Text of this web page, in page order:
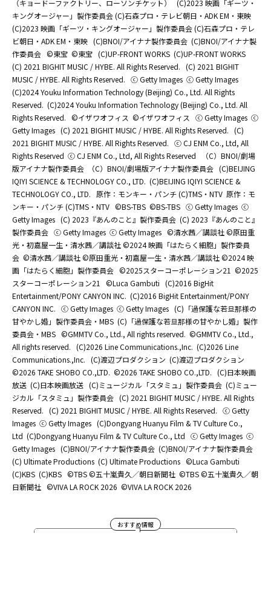
（キョードーファクトリー、ローソンチケット）
(C)2023 映画「ギーツ・
キングオージャー」製作委員会 (C)石森プロ・テレビ朝日・ADK EM・東映
(C)2023 映画「ギーツ・キングオージャー」製作委員会 (C)石森プロ・テレ
ビ朝日・ADK EM・東映 (C)BNOI/アイナナ製作委員会 (C)BNOI/アイナナ製
作委員会 ©東宝 ©東宝 (C)UP-FRONT WORKS (C)UP-FRONT WORKS
(C) 2021 BIGHIT MUSIC / HYBE. All Rights Reserved. (C) 2021 BIGHIT
MUSIC / HYBE. All Rights Reserved. ⓒ Getty Images ⓒ Getty Images
(C)2024 Youku Information Technology (Beijing) Co., Ltd. All Rights
Reserved. (C)2024 Youku Information Technology (Beijing) Co., Ltd. All
Rights Reserved. ©イザワオフィス ©イザワオフィス ⓒ Getty Images ⓒ
Getty Images (C) 2021 BIGHIT MUSIC / HYBE. All Rights Reserved. (C)
2021 BIGHIT MUSIC / HYBE. All Rights Reserved. ⓒ CJ ENM Co., Ltd, All
Rights Reserved ⓒ CJ ENM Co., Ltd, All Rights Reserved
（C）BNOI/劇場
版アイナナ製作委員会
（C）BNOI/劇場版アイナナ製作委員会 (C)BEIJING
IQIYI SCIENCE & TECHNOLOGY CO., LTD. (C)BEIJING IQIYI SCIENCE &
TECHNOLOGY CO., LTD.
原作：モンキー・パンチ (C)TMS・NTV 原作：モ
ンキー・パンチ (C)TMS・NTV ©BS-TBS ©BS-TBS ⓒ Getty Images ⓒ
Getty Images (C) 2023『あんのこと』製作委員会 (C) 2023『あんのこと』
製作委員会 ⓒ Getty Images ⓒ Getty Images ©清水茜／講談社 ©原田重
光・初嘉屋一生・清水茜／講談社 ©2024 映画「はたらく細胞」製作委員
会 ©清水茜／講談社 ©原田重光・初嘉屋一生・清水茜／講談社 ©2024 映
画「はたらく細胞」製作委員会 ©2025スターコーポレーション21 ©2025
スターコーポレーション21
©Luca Gambuti (C)2016 BigHit
Entertainment/PONY CANYON INC. (C)2016 BigHit Entertainment/PONY
CANYON INC. ⓒ Getty Images ⓒ Getty Images (C)「過保護な若旦那様の
甘やかし婚」製作委員会・MBS (C)「過保護な若旦那様の甘やかし婚」製作
委員会・MBS ©GMMTV Co., Ltd., All rights reserved. ©GMMTV Co., Ltd.,
All rights reserved. (C)2026 Line Communications.,Inc. (C)2026 Line
Communications.,Inc. (C)渡辺プロダクション (C)渡辺プロダクション
©2026 TAKE SHOBO CO.,LTD. ©2026 TAKE SHOBO CO.,LTD. (C)日本映画
放送 (C)日本映画放送 (C)ミュージカル「スタミュ」製作委員会 (C)ミュー
ジカル「スタミュ」製作委員会 (C) 2021 BIGHIT MUSIC / HYBE. All Rights
Reserved. (C) 2021 BIGHIT MUSIC / HYBE. All Rights Reserved. ⓒ Getty
Images ⓒ Getty Images (C)Dongyang Huanyu Film & TV Culture Co.,
Ltd (C)Dongyang Huanyu Film & TV Culture Co., Ltd ⓒ Getty Images ⓒ
Getty Images (C)BNOI/アイナナ製作委員会 (C)BNOI/アイナナ製作委員会
(C) Ultimate Productions (C) Ultimate Productions ©Luca Gambuti
(C)KBS (C)KBS ©TBS ©五十嵐貴久／朝日新聞社 ©TBS ©五十嵐貴久／朝
日新聞社 ©️VIVA LA ROCK 2026 ©️VIVA LA ROCK 2026
おすすめ情報